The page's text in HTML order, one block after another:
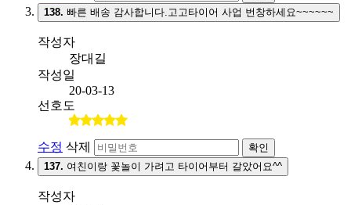
138. 빠른 배송 감사합니다.고고타이어 사업 번창하세요~~~~~~
작성자
장대길
작성일
20-03-13
선호도
수정 삭제
확인
137. 여친이랑 꽃놀이 가려고 타이어부터 갈았어요^^
작성자